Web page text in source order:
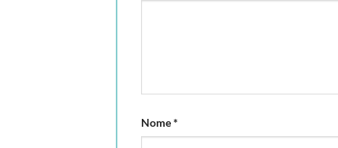
Nome*